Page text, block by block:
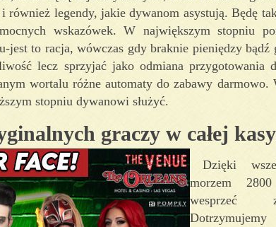
legendy, jakie dywanom asystują. Będę
wskazówek. W największym stopniu
jest to racja, wówczas gdy braknie pieniędzy
lecz sprzyjać jako odmiana przygotowania
wortalu różne automaty do zabawy darmowo.
stopniu dywanowi służyć.
graczy w całej
Dzięki
morzem
wesprzeć